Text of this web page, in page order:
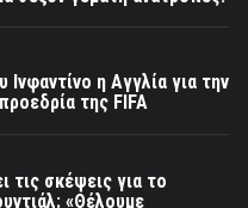
η Αγγλία για την
της FIFA
τις σκέψεις για το
«Θέλουμε